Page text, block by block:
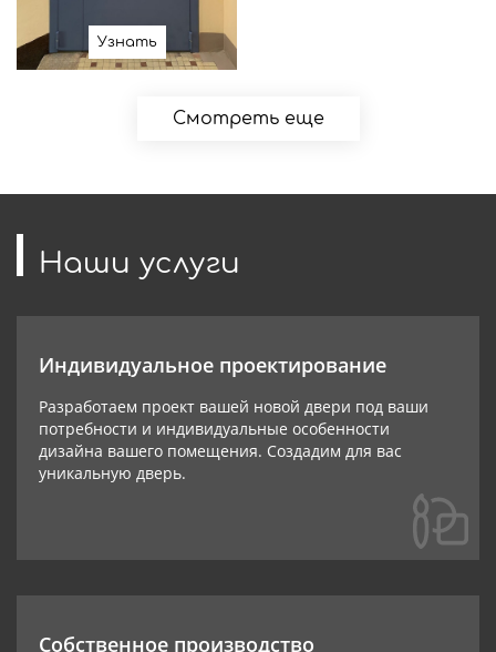
Узнать
Смотреть еще
Наши услуги
Индивидуальное проектирование
Разработаем проект вашей новой двери под ваши
потребности и индивидуальные особенности
дизайна вашего помещения. Создадим для вас
уникальную дверь.
Собственное производство